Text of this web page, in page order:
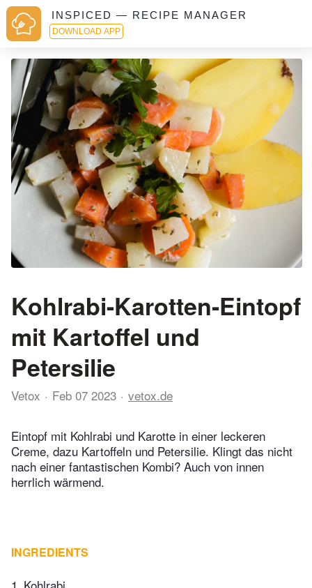
INSPICED — RECIPE MANAGER
DOWNLOAD APP
Kohlrabi-Karotten-Eintopf
mit Kartoffel und
Petersilie
Vetox Feb 07 2023 vetox.de
Eintopf mit Kohlrabi und Karotte in einer leckeren
Creme, dazu Kartoffeln und Petersilie. Klingt das nicht
nach einer fantastischen Kombi? Auch von innen
herrlich wärmend.
INGREDIENTS